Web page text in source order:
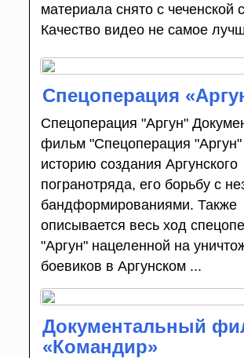
материала снято с чеченской
Качество видео не самое
Спецоперация
Спецоперация "Аргун"
фильм "Спецоперация "Аргун"
историю создания Аргунского
погранотряда, его борьбу с
бандформированиями. Также
описывается весь ход
"Аргун" нацеленной на
боевиков в Аргунском ...
Документальный
«Командир»